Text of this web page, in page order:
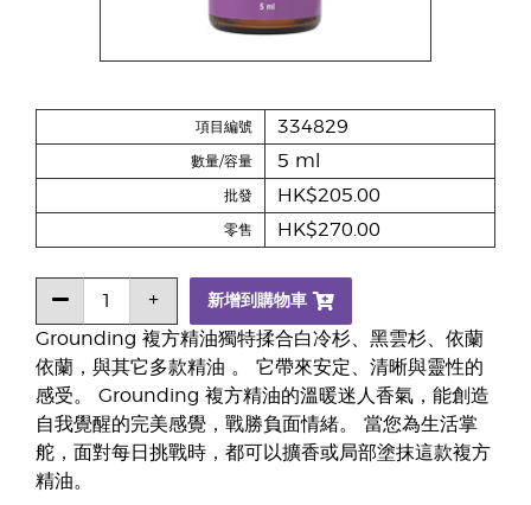
Grounding 複方精油獨特揉合白冷杉、黑雲杉、依蘭
依蘭，與其它多款精油 。 它帶來安定、清晰與靈性的
感受。 Grounding 複方精油的溫暖迷人香氣，能創造
自我覺醒的完美感覺，戰勝負面情緒。 當您為生活掌
舵，面對每日挑戰時，都可以擴香或局部塗抹這款複方
精油。
項目編號 334829
數量/容量 5 ml
批發 HK$205.00
零售 HK$270.00
新增到購物車